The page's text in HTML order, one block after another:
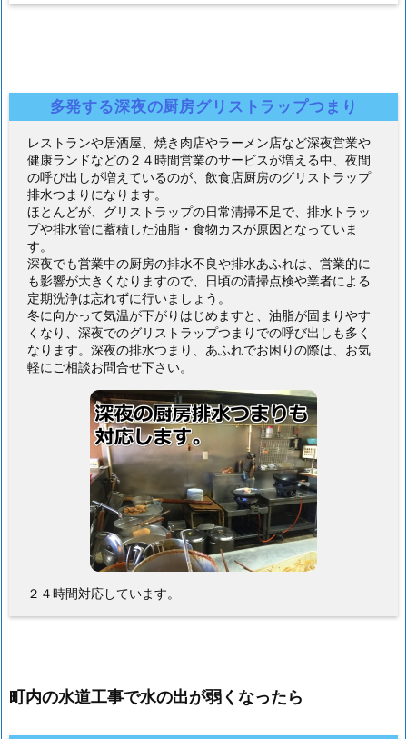
多発する深夜の厨房グリストラップつまり
レストランや居酒屋、焼き肉店やラーメン店など深夜営業や
健康ランドなどの２４時間営業のサービスが増える中、夜間
の呼び出しが増えているのが、飲食店厨房のグリストラップ
排水つまりになります。
ほとんどが、グリストラップの日常清掃不足で、排水トラッ
プや排水管に蓄積した油脂・食物カスが原因となっていま
す。
深夜でも営業中の厨房の排水不良や排水あふれは、営業的に
も影響が大きくなりますので、日頃の清掃点検や業者による
定期洗浄は忘れずに行いましょう。
冬に向かって気温が下がりはじめますと、油脂が固まりやす
くなり、深夜でのグリストラップつまりでの呼び出しも多く
なります。深夜の排水つまり、あふれでお困りの際は、お気
軽にご相談お問合せ下さい。
２４時間対応しています。
町内の水道工事で水の出が弱くなったら